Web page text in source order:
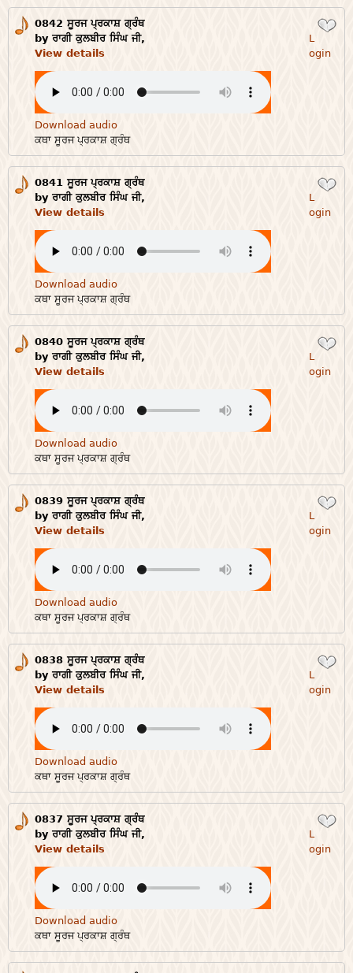
0842 ਸੂਰਜ ਪ੍ਰਕਾਸ਼ ਗ੍ਰੰਥ
by ਰਾਗੀ ਕੁਲਬੀਰ ਸਿੰਘ ਜੀ,
View details
L
ogin
Download audio
ਕਥਾ ਸੂਰਜ ਪ੍ਰਕਾਸ਼ ਗ੍ਰੰਥ
0841 ਸੂਰਜ ਪ੍ਰਕਾਸ਼ ਗ੍ਰੰਥ
by ਰਾਗੀ ਕੁਲਬੀਰ ਸਿੰਘ ਜੀ,
View details
L
ogin
Download audio
ਕਥਾ ਸੂਰਜ ਪ੍ਰਕਾਸ਼ ਗ੍ਰੰਥ
0840 ਸੂਰਜ ਪ੍ਰਕਾਸ਼ ਗ੍ਰੰਥ
by ਰਾਗੀ ਕੁਲਬੀਰ ਸਿੰਘ ਜੀ,
View details
L
ogin
Download audio
ਕਥਾ ਸੂਰਜ ਪ੍ਰਕਾਸ਼ ਗ੍ਰੰਥ
0839 ਸੂਰਜ ਪ੍ਰਕਾਸ਼ ਗ੍ਰੰਥ
by ਰਾਗੀ ਕੁਲਬੀਰ ਸਿੰਘ ਜੀ,
View details
L
ogin
Download audio
ਕਥਾ ਸੂਰਜ ਪ੍ਰਕਾਸ਼ ਗ੍ਰੰਥ
0838 ਸੂਰਜ ਪ੍ਰਕਾਸ਼ ਗ੍ਰੰਥ
by ਰਾਗੀ ਕੁਲਬੀਰ ਸਿੰਘ ਜੀ,
View details
L
ogin
Download audio
ਕਥਾ ਸੂਰਜ ਪ੍ਰਕਾਸ਼ ਗ੍ਰੰਥ
0837 ਸੂਰਜ ਪ੍ਰਕਾਸ਼ ਗ੍ਰੰਥ
by ਰਾਗੀ ਕੁਲਬੀਰ ਸਿੰਘ ਜੀ,
View details
L
ogin
Download audio
ਕਥਾ ਸੂਰਜ ਪ੍ਰਕਾਸ਼ ਗ੍ਰੰਥ